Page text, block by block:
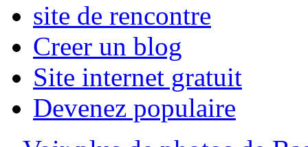
site de rencontre
Creer un blog
Site internet gratuit
Devenez populaire